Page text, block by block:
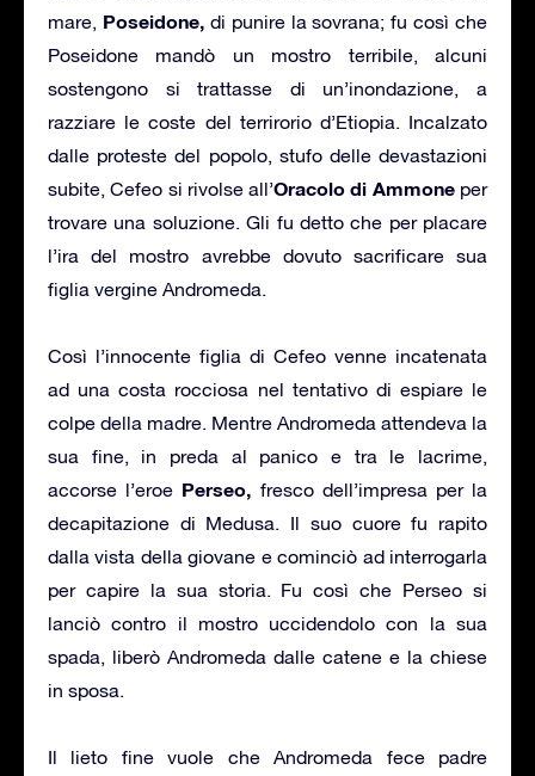
mare, Poseidone,di punire la sovrana; fu così che
Poseidone mandò un mostro terribile, alcuni
sostengono si trattasse di un’inondazione, a
razziare le coste del terrirorio d’Etiopia. Incalzato
dalle proteste del popolo, stufo delle devastazioni
subite, Cefeo si rivolse all’Oracolo di Ammoneper
trovare una soluzione. Gli fu detto che per placare
l’ira del mostro avrebbe dovuto sacrificare sua
figlia vergine Andromeda.
Così l’innocente figlia di Cefeo venne incatenata
ad una costa rocciosa nel tentativo di espiare le
colpe della madre. Mentre Andromeda attendeva la
sua fine, in preda al panico e tra le lacrime,
accorse l’eroe Perseo, fresco dell’impresa per la
decapitazione di Medusa. Il suo cuore fu rapito
dalla vista della giovane e cominciò ad interrogarla
per capire la sua storia. Fu così che Perseo si
lanciò contro il mostro uccidendolo con la sua
spada, liberò Andromeda dalle catene e la chiese
in sposa.
Il lieto fine vuole che Andromeda fece padre